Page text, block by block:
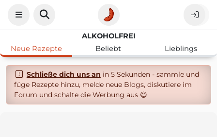
ALKOHOLFREI
Neue Rezepte
Beliebt Lieblings
Schließe dich uns an in 5 Sekunden - sammle und
füge Rezepte hinzu, melde neue Blogs, diskutiere im
Forum und schalte die Werbung aus 😄